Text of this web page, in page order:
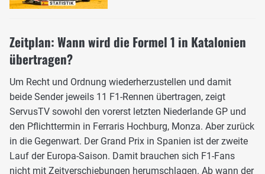
Zeitplan: Wann wird die Formel 1 in Katalonien
übertragen?
Um Recht und Ordnung wiederherzustellen und damit
beide Sender jeweils 11 F1-Rennen übertragen, zeigt
ServusTV sowohl den vorerst letzten Niederlande GP und
den Pflichttermin in Ferraris Hochburg, Monza. Aber zurück
in die Gegenwart. Der Grand Prix in Spanien ist der zweite
Lauf der Europa-Saison. Damit brauchen sich F1-Fans
nicht mit Zeitverschiebungen herumschlagen. Ab wann der